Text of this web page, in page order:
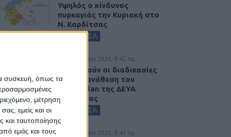
συσκευή, όπως τα
μέτρηση
εμείς και οι
και ταυτοποίησης
εμάς και τους
Υψηλός ο κίνδυνος
πυρκαγιάς την Κυριακή στο
Ν. Καρδίτσας
ΚΑΡΔΙΤΣΑ
8 Αυγούστου 2026, 9:42 πμ
Προχωρούν οι διαδικασίες
για την ανάθεση του
masterplan της ΔΕΥΑ
Καρδίτσας
ΚΑΡΔΙΤΣΑ
8 Αυγούστου 2026, 9:41 πμ